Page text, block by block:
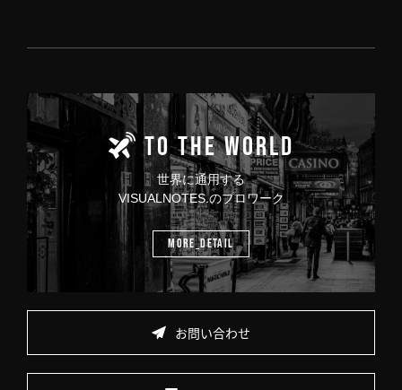
TO THE WORLD
世界に通用する
VISUALNOTES.のプロワーク
MORE_DETAIL
お問い合わせ